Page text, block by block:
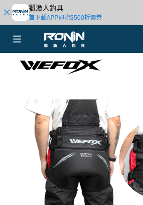
獵漁人釣具
首下載APP即贈$500折價券